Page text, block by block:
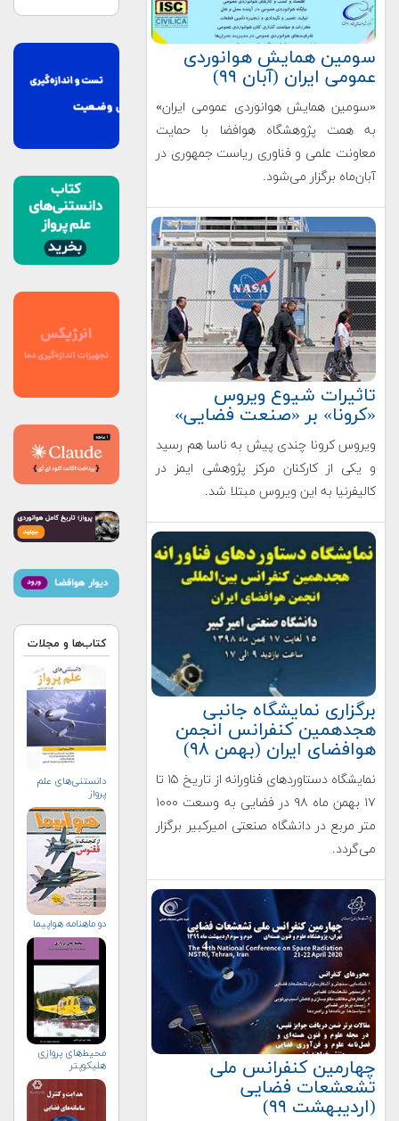
سومین همایش هوانوردی
عمومی ایران (آبان ۹۹)
«سومین همایش هوانوردی عمومی ایران»
به همت پژوهشگاه هوافضا با حمایت
معاونت علمی و فناوری ریاست جمهوری در
آبان‌ماه برگزار می‌شود.
تاثیرات شیوع ویروس
«کرونا» بر «صنعت فضایی»
ویروس کرونا چندی پیش به ناسا هم رسید
و یکی از کارکنان مرکز پژوهشی ایمز در
کالیفرنیا به این ویروس مبتلا شد.
برگزاری نمایشگاه جانبی
هجدهمین کنفرانس انجمن
هوافضای ایران (بهمن ۹۸)
نمایشگاه دستاوردهای فناورانه از تاریخ ۱۵ تا
۱۷ بهمن ماه ۹۸ در فضایی به وسعت ۱۰۰۰
متر مربع در دانشگاه صنعتی امیرکبیر برگزار
می‌گردد.
چهارمین کنفرانس ملی
تشعشعات فضایی
(اردیبهشت ۹۹)
کتاب‌ها و مجلات
دانستنی‌های علم
پرواز
دو ماهنامه هواپيما
محیط‌های پروازی
هلیكوپتر